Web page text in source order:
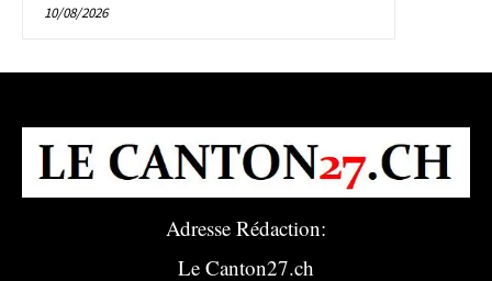
10/08/2026
Adresse Rédaction:
Le Canton27.ch